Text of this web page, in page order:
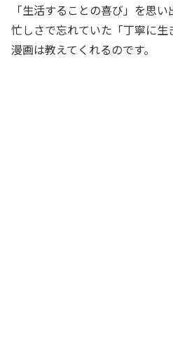
「生活することの喜び」を思
忙しさで忘れていた「丁寧に
漫画は教えてくれるのです。